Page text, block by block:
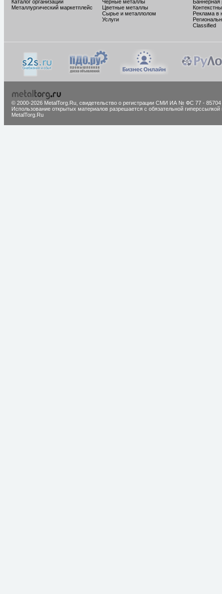
Каталог организаций
Металлургический маркетплейс
Черные металлы
Цветные металлы
Сырье и металлолом
Услуги
Баннерная
Реклама в
Classified
© 2000-2026 MetalTorg.Ru, cвидетельство о регистрации СМИ ИА № ФС 77 - 85704
Использование открытых материалов разрешается с обязательной гиперссылкой
MetalTorg.Ru